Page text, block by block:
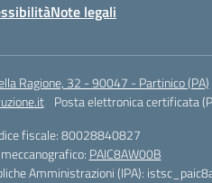
Note legali
Ragione, 32 - 90047 - Partinico (PA)
Posta elettronica certificata
fiscale: 80028840827
PAIC8AW00B
Amministrazioni (IPA):